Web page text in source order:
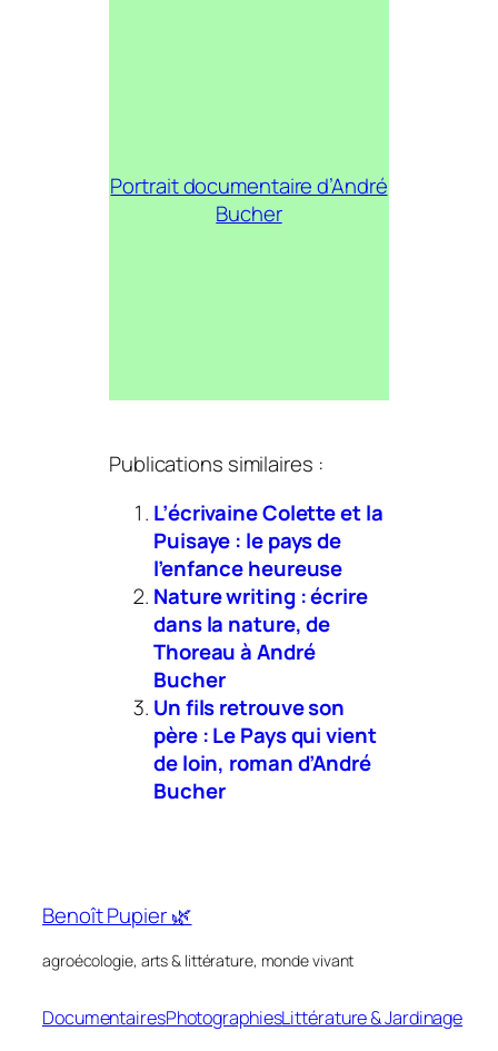
Portrait documentaire d’André
Bucher
Publications similaires :
L’écrivaine Colette et la
Puisaye : le pays de
l’enfance heureuse
Nature writing : écrire
dans la nature, de
Thoreau à André
Bucher
Un fils retrouve son
père : Le Pays qui vient
de loin, roman d’André
Bucher
Benoît Pupier 🌿
agroécologie, arts & littérature, monde vivant
DocumentairesPhotographiesLittérature & Jardinage